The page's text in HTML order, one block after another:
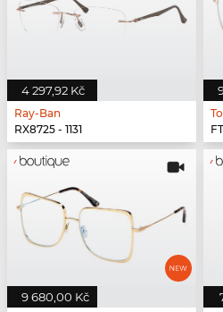
4 297,92 Kč
Ray-Ban
RX8725 - 1131
9 680,00 Kč